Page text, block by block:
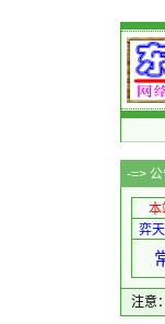
-=>
本
弈
注意